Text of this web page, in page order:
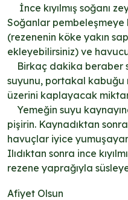
İnce kıyılmış soğanı
Soğanlar pembeleşmeye
(rezenenin köke yakın sap
ekleyebilirsiniz) ve
Birkaç dakika beraber
suyunu, portakal kabuğu
üzerini kaplayacak
Yemeğin suyu
pişirin. Kaynadıktan
havuçlar iyice
Ilıdıktan sonra ince
rezene yaprağıyla
Afiyet Olsun